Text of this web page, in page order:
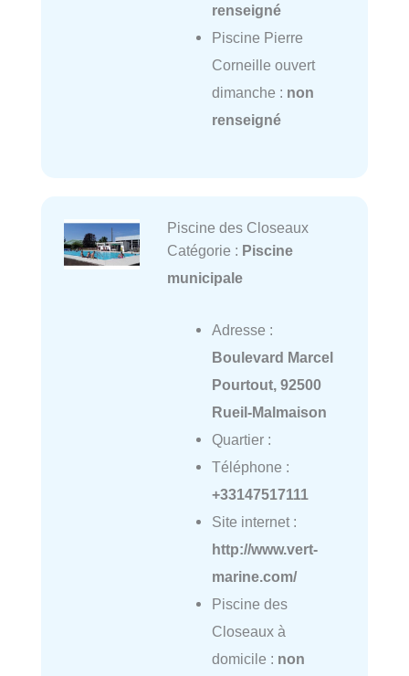
renseigné
Piscine Pierre
Corneille ouvert
dimanche : non
renseigné
Piscine des Closeaux
Catégorie : Piscine
municipale
Adresse :
Boulevard Marcel
Pourtout, 92500
Rueil-Malmaison
Quartier :
Téléphone :
+33147517111
Site internet :
http://www.vert-
marine.com/
Piscine des
Closeaux à
domicile : non